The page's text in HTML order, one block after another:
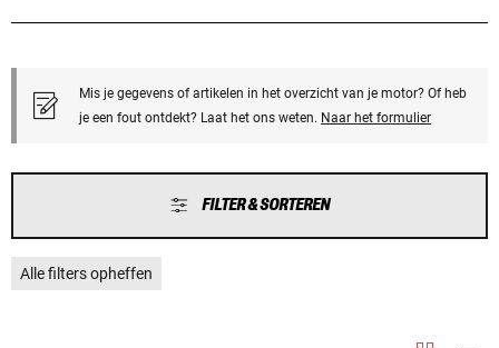
Mis je gegevens of artikelen in het overzicht van je motor? Of heb
je een fout ontdekt? Laat het ons weten. Naar het formulier
FILTER & SORTEREN
Alle filters opheffen